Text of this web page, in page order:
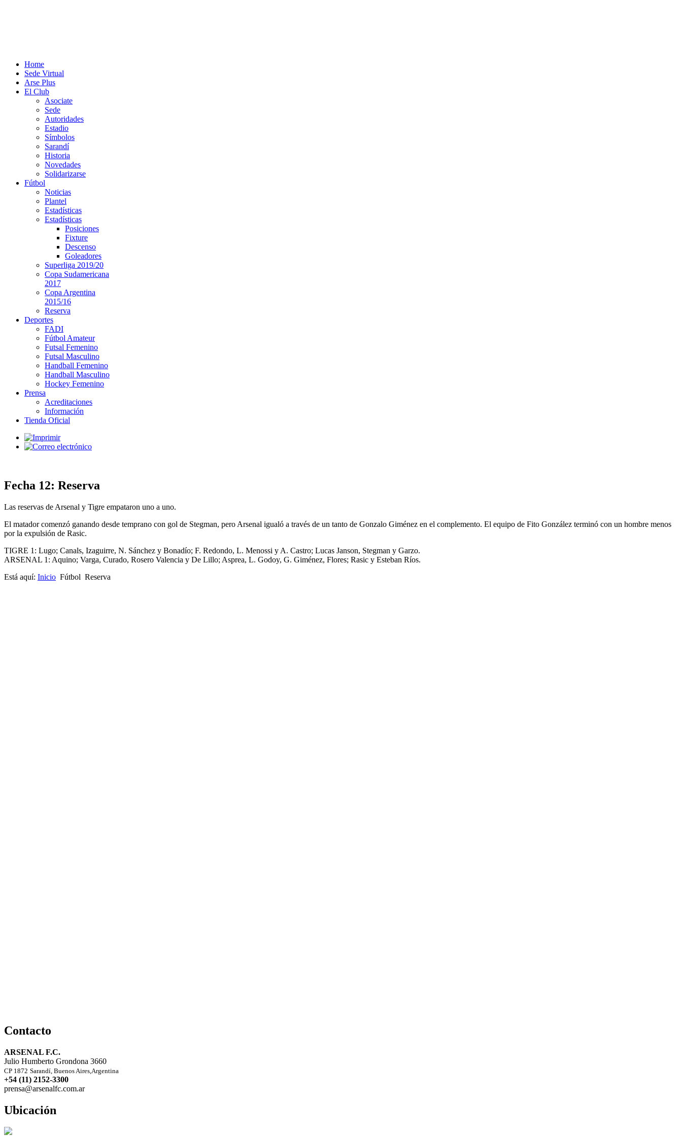
Home
Sede Virtual
Arse Plus
El Club
Asociate
Sede
Autoridades
Estadio
Símbolos
Sarandí
Historia
Novedades
Solidarizarse
Fútbol
Noticias
Plantel
Estadísticas
Estadísticas
Posiciones
Fixture
Descenso
Goleadores
Superliga 2019/20
Copa Sudamericana
2017
Copa Argentina
2015/16
Reserva
Deportes
FADI
Fútbol Amateur
Futsal Femenino
Futsal Masculino
Handball Femenino
Handball Masculino
Hockey Femenino
Prensa
Acreditaciones
Información
Tienda Oficial
Fecha 12: Reserva
Las reservas de Arsenal y Tigre empataron uno a uno.
El matador comenzó ganando desde temprano con gol de Stegman, pero Arsenal igualó a través de un tanto de Gonzalo Giménez en el complemento. El equipo de Fito González terminó con un hombre menos
por la expulsión de Rasic.
TIGRE 1: Lugo; Canals, Izaguirre, N. Sánchez y Bonadío; F. Redondo, L. Menossi y A. Castro; Lucas Janson, Stegman y Garzo.
ARSENAL 1: Aquino; Varga, Curado, Rosero Valencia y De Lillo; Asprea, L. Godoy, G. Giménez, Flores; Rasic y Esteban Ríos.
Está aquí: Inicio Fútbol Reserva
Contacto
ARSENAL F.C.
Julio Humberto Grondona 3660
CP 1872 Sarandí, Buenos Aires,Argentina
+54 (11) 2152-3300
prensa@arsenalfc.com.ar
Ubicación